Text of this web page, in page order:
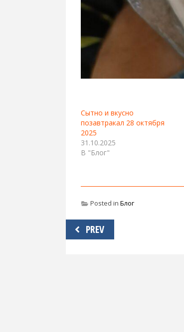
Сытно и вкусно
позавтракал 28 октября
2025
31.10.2025
В "Блог"
Posted in Блог
Навигация
по
PREV